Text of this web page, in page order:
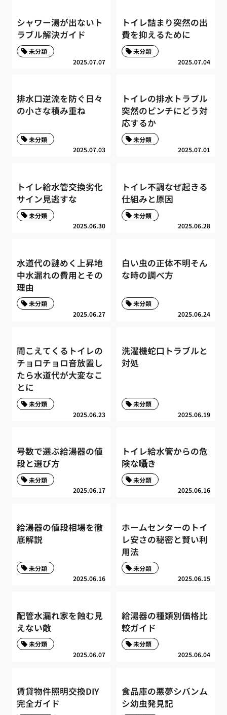
シャワー湯が出ないト
ラブル解決ガイド
2025.07.07
未分類
トイレ詰まり突然の出
費を抑えるために
2025.07.04
未分類
排水口逆流を防ぐ日々
の小さな積み重ね
2025.07.03
未分類
トイレの排水トラブル
突然のピンチにどう対
応するか
2025.07.01
未分類
トイレ給水管交換劣化
サイン見逃すな
2025.06.30
未分類
トイレ不調なぜ起きる
仕組みと原因
2025.06.28
未分類
水道代の謎めく上昇地
中水漏れの費用とその
理由
2025.06.27
未分類
白い虫の正体不明そん
な時の調べ方
2025.06.24
未分類
聞こえてくるトイレの
チョロチョロ音放置し
たら水道代が大変なこ
とに
2025.06.23
未分類
洗濯機蛇口トラブルと
対処
2025.06.19
未分類
号数で選ぶ給湯器の値
段と選び方
2025.06.17
未分類
トイレ給水管からの危
険な囁き
2025.06.16
未分類
給湯器の値段相場を徹
底解説
2025.06.16
未分類
ホームセンターのトイ
レ安さの秘密と賢い利
用法
2025.06.15
未分類
配管水漏れ家を蝕む見
えない敵
2025.06.07
未分類
給湯器の種類別価格比
較ガイド
2025.06.04
未分類
賃貸物件照明交換DIY
完全ガイド
食品庫の悪夢シバンム
シ幼虫発見記